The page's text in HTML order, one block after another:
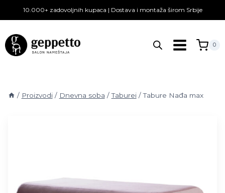
to
10.000+ zadovoljnih kupaca | Dostava i montaža širom Srbije
0
/ Proizvodi / Dnevna soba / Taburei / Tabure Nađa max